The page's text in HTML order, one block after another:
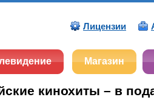
Лицензии
Магазин
кинохиты – в